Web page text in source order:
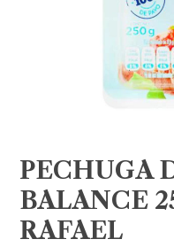
PECHUGA
BALANCE
RAFAEL